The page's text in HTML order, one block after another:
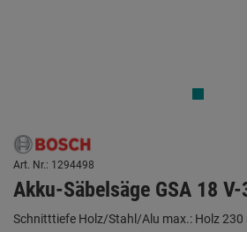
Art. Nr.: 1294498
Akku-Säbelsäge GSA 18
Schnitttiefe Holz/Stahl/Alu max.: Holz 230